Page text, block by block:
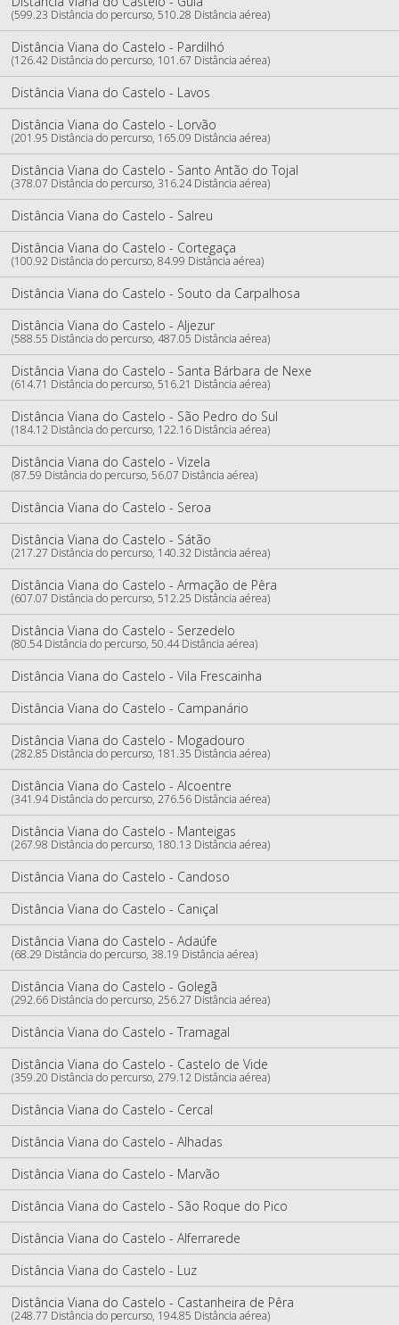
(599.23 Distância do percurso, 510.28 Distância aérea)
Distância Viana do Castelo - Pardilhó
(126.42 Distância do percurso, 101.67 Distância aérea)
Distância Viana do Castelo - Lavos
Distância Viana do Castelo - Lorvão
(201.95 Distância do percurso, 165.09 Distância aérea)
Distância Viana do Castelo - Santo Antão do Tojal
(378.07 Distância do percurso, 316.24 Distância aérea)
Distância Viana do Castelo - Salreu
Distância Viana do Castelo - Cortegaça
(100.92 Distância do percurso, 84.99 Distância aérea)
Distância Viana do Castelo - Souto da Carpalhosa
Distância Viana do Castelo - Aljezur
(588.55 Distância do percurso, 487.05 Distância aérea)
Distância Viana do Castelo - Santa Bárbara de Nexe
(614.71 Distância do percurso, 516.21 Distância aérea)
Distância Viana do Castelo - São Pedro do Sul
(184.12 Distância do percurso, 122.16 Distância aérea)
Distância Viana do Castelo - Vizela
(87.59 Distância do percurso, 56.07 Distância aérea)
Distância Viana do Castelo - Seroa
Distância Viana do Castelo - Sátão
(217.27 Distância do percurso, 140.32 Distância aérea)
Distância Viana do Castelo - Armação de Pêra
(607.07 Distância do percurso, 512.25 Distância aérea)
Distância Viana do Castelo - Serzedelo
(80.54 Distância do percurso, 50.44 Distância aérea)
Distância Viana do Castelo - Vila Frescainha
Distância Viana do Castelo - Campanário
Distância Viana do Castelo - Mogadouro
(282.85 Distância do percurso, 181.35 Distância aérea)
Distância Viana do Castelo - Alcoentre
(341.94 Distância do percurso, 276.56 Distância aérea)
Distância Viana do Castelo - Manteigas
(267.98 Distância do percurso, 180.13 Distância aérea)
Distância Viana do Castelo - Candoso
Distância Viana do Castelo - Caniçal
Distância Viana do Castelo - Adaúfe
(68.29 Distância do percurso, 38.19 Distância aérea)
Distância Viana do Castelo - Golegã
(292.66 Distância do percurso, 256.27 Distância aérea)
Distância Viana do Castelo - Tramagal
Distância Viana do Castelo - Castelo de Vide
(359.20 Distância do percurso, 279.12 Distância aérea)
Distância Viana do Castelo - Cercal
Distância Viana do Castelo - Alhadas
Distância Viana do Castelo - Marvão
Distância Viana do Castelo - São Roque do Pico
Distância Viana do Castelo - Alferrarede
Distância Viana do Castelo - Luz
Distância Viana do Castelo - Castanheira de Pêra
(248.77 Distância do percurso, 194.85 Distância aérea)